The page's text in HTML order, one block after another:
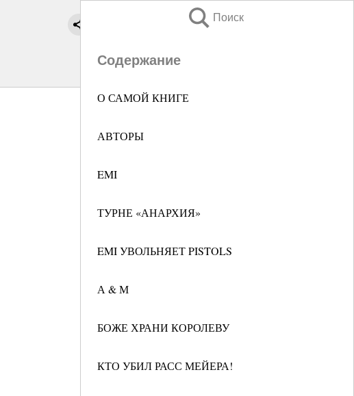
Поиск
Содержание
О САМОЙ КНИГЕ
АВТОРЫ
EMI
ТУРНЕ «АНАРХИЯ»
EMI УВОЛЬНЯЕТ PISTOLS
А & М
БОЖЕ ХРАНИ КОРОЛЕВУ
КТО УБИЛ РАСС МЕЙЕРА!